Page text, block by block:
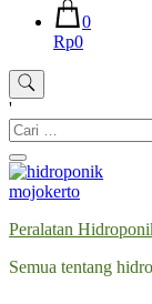
0
Rp0
'
Cari
untuk:
Peralatan
Semua tentang